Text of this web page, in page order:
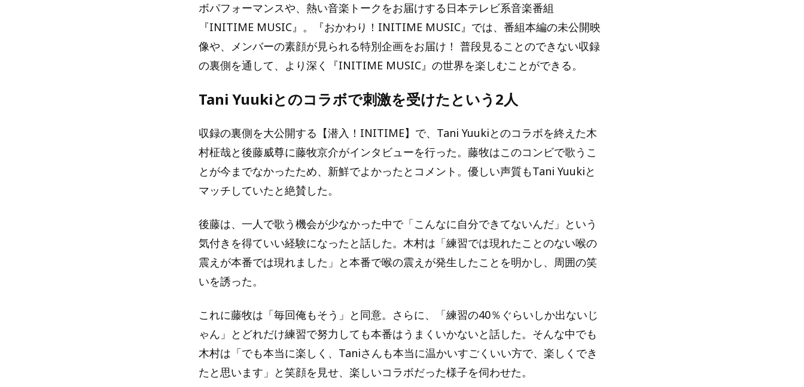
ボパフォーマンスや、熱い音楽トークをお届けする日本テレビ系音楽番組
『INITIME MUSIC』。『おかわり！INITIME MUSIC』では、番組本編の未公開映
像や、メンバーの素顔が見られる特別企画をお届け！ 普段見ることのできない収録
の裏側を通して、より深く『INITIME MUSIC』の世界を楽しむことができる。
Tani Yuukiとのコラボで刺激を受けたという2人
収録の裏側を大公開する【潜入！INITIME】で、Tani Yuukiとのコラボを終えた木
村柾哉と後藤威尊に藤牧京介がインタビューを行った。藤牧はこのコンビで歌うこ
とが今までなかったため、新鮮でよかったとコメント。優しい声質もTani Yuukiと
マッチしていたと絶賛した。
後藤は、一人で歌う機会が少なかった中で「こんなに自分できてないんだ」という
気付きを得ていい経験になったと話した。木村は「練習では現れたことのない喉の
震えが本番では現れました」と本番で喉の震えが発生したことを明かし、周囲の笑
いを誘った。
これに藤牧は「毎回俺もそう」と同意。さらに、「練習の40％ぐらいしか出ないじ
ゃん」とどれだけ練習で努力しても本番はうまくいかないと話した。そんな中でも
木村は「でも本当に楽しく、Taniさんも本当に温かいすごくいい方で、楽しくでき
たと思います」と笑顔を見せ、楽しいコラボだった様子を伺わせた。